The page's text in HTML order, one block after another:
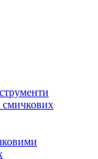
смичкових